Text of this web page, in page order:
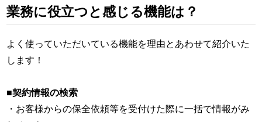
業務に役立つと感じる機能は？
よく使っていただいている機能を理由とあわせて紹介いた
します！
■契約情報の検索
・お客様からの保全依頼等を受付けた際に一括で情報がみ